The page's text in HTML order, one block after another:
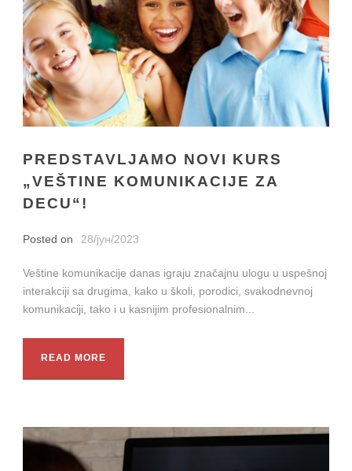
PREDSTAVLJAMO NOVI KURS
„VEŠTINE KOMUNIKACIJE ZA
DECU“!
Posted on 28/јун/2023
Veštine komunikacije danas igraju značajnu ulogu u uspešnoj
interakciji sa drugima, kako u školi, porodici, svakodnevnoj
komunikaciji, tako i u kasnijim profesionalnim...
READ MORE